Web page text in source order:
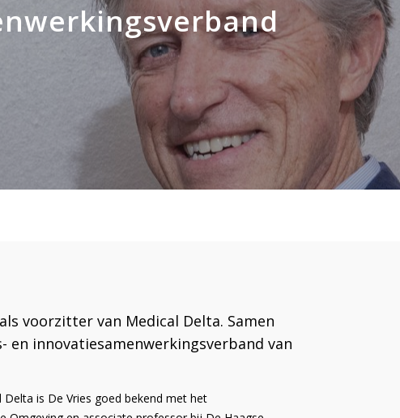
voorzitter van Medical Delta. Samen
innovatiesamenwerkingsverband van
is De Vries goed bekend met het